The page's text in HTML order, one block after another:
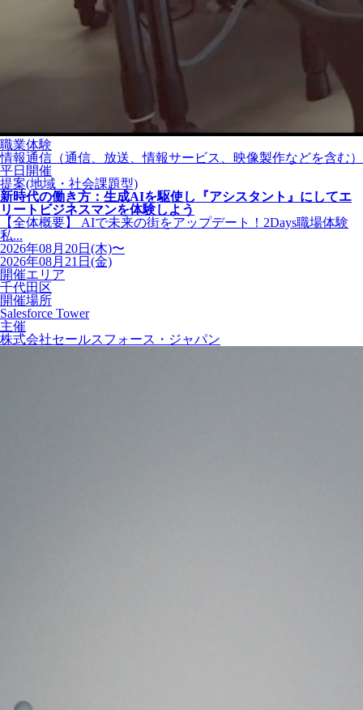
職業体験
情報通信（通信、放送、情報サービス、映像製作などを含む）
平日開催
提案(地域・社会課題型)
新時代の働き方：生成AIを駆使し『アシスタント』にしてエ
リートビジネスマンを体験しよう
【全体概要】 AIで未来の街をアップデート！2Days職場体験
私...
2026年08月20日(木)〜
2026年08月21日(金)
開催エリア
千代田区
開催場所
Salesforce Tower
主催
株式会社セールスフォース・ジャパン